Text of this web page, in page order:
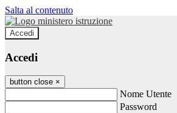
Salta al contenuto
Accedi
Accedi
button close ×
Nome Utente
Password